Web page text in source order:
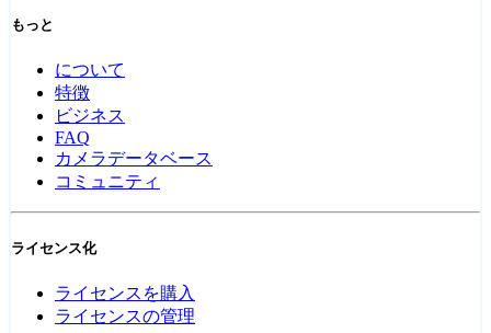
もっと
について
特徴
ビジネス
FAQ
カメラデータベース
コミュニティ
ライセンス化
ライセンスを購入
ライセンスの管理